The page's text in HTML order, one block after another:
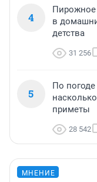
4
Пирожное
в
детства
31 256
5
По
приметы
28 542
МНЕНИЕ